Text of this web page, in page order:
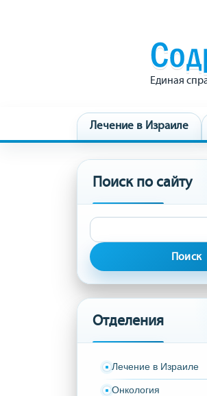
Единая
Лечение в Израиле
Поиск по сайту
Найти:
Отделения
Лечение в Израиле
Онкология